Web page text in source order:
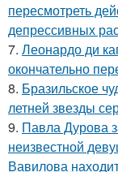
пересмотреть
депрессивных
7. Леонардо ди
окончательно
8. Бразильское
летней звезды
9. Павла Дурова
неизвестной
Вавилова